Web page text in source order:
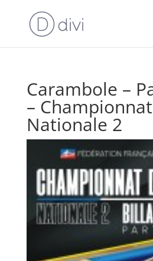
Carambole –
–
Nationale 2